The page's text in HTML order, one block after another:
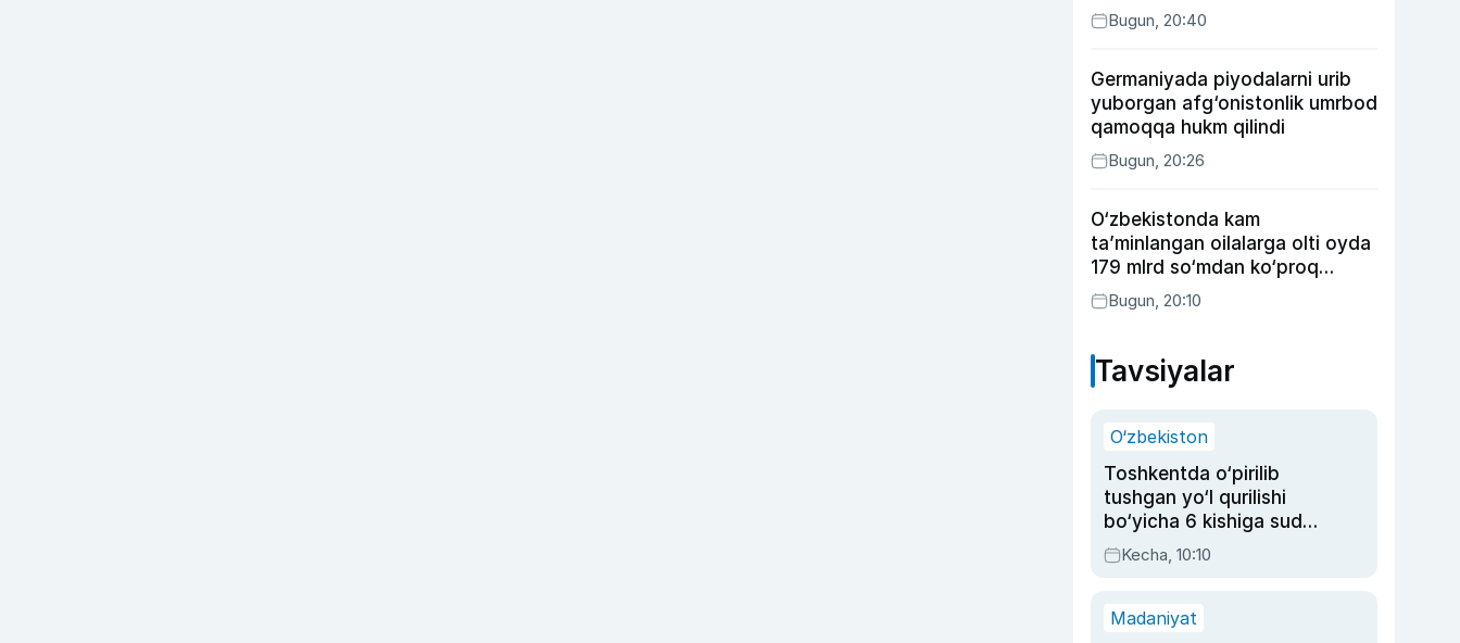
Bugun, 20:40
Germaniyada piyodalarni urib
yuborgan afg‘onistonlik umrbod
qamoqqa hukm qilindi
Bugun, 20:26
O‘zbekistonda kam
ta’minlangan oilalarga olti oyda
179 mlrd so‘mdan ko‘proq
ijtimoiy keshbek to‘lab berildi
Bugun, 20:10
Tavsiyalar
O‘zbekiston
Toshkentda o‘pirilib
tushgan yo‘l qurilishi
bo‘yicha 6 kishiga sud
hukmi o‘qildi
Kecha, 10:10
Madaniyat